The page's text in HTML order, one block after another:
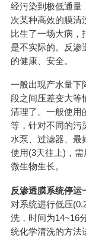
经污染到极低通量
次某种高效的膜清
比生了一场大病，
是不实际的。反渗
的健康、安全。
一般出现产水量下
段之间压差变大等
清理了。一般使用
等，针对不同的污
水泵、过滤器、最
使用(3天往上)，
微生物生长。
反渗透膜系统停运
对系统进行低压
洗，时间为14~16
统化学清洗的方法